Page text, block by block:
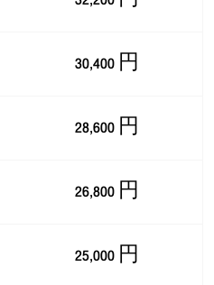
30,400 円
28,600 円
26,800 円
25,000 円